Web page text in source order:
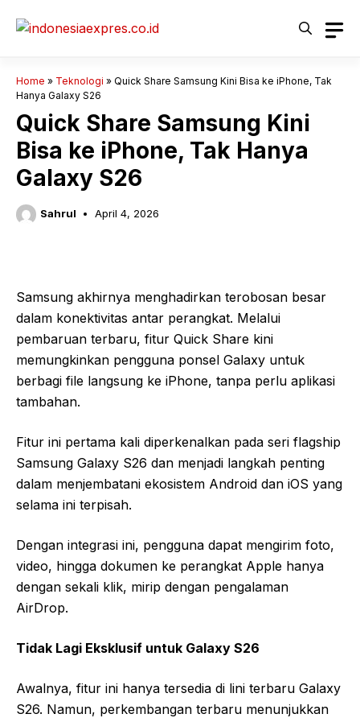
Home » Teknologi » Quick Share Samsung Kini Bisa ke iPhone, Tak
Hanya Galaxy S26
Quick Share Samsung Kini
Bisa ke iPhone, Tak Hanya
Galaxy S26
Sahrul April 4, 2026
Samsung akhirnya menghadirkan terobosan besar
dalam konektivitas antar perangkat. Melalui
pembaruan terbaru, fitur Quick Share kini
memungkinkan pengguna ponsel Galaxy untuk
berbagi file langsung ke iPhone, tanpa perlu aplikasi
tambahan.
Fitur ini pertama kali diperkenalkan pada seri flagship
Samsung Galaxy S26 dan menjadi langkah penting
dalam menjembatani ekosistem Android dan iOS yang
selama ini terpisah.
Dengan integrasi ini, pengguna dapat mengirim foto,
video, hingga dokumen ke perangkat Apple hanya
dengan sekali klik, mirip dengan pengalaman
AirDrop.
Tidak Lagi Eksklusif untuk Galaxy S26
Awalnya, fitur ini hanya tersedia di lini terbaru Galaxy
S26. Namun, perkembangan terbaru menunjukkan